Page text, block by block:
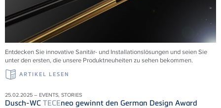
Entdecken Sie innovative Sanitär- und Installationslösungen und seien Sie
unter den ersten, die unsere Produktneuheiten zu sehen bekommen.
ARTIKEL LESEN
25.02.2025 – EVENTS, STORIES
Dusch-WC TECEneo gewinnt den German Design Award